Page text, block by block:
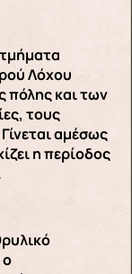
Λόχου
πόλης και των
τους
αμέσως
η περίοδος
ο